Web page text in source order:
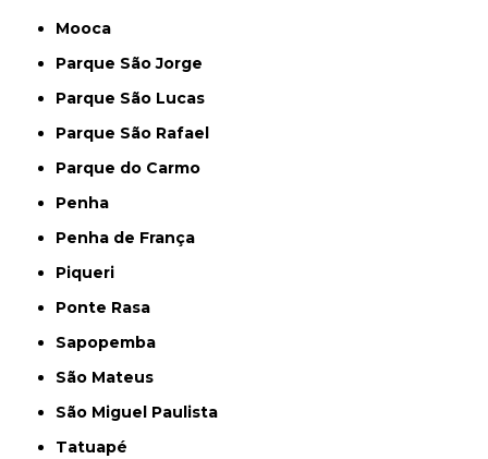
Mooca
Parque São Jorge
Parque São Lucas
Parque São Rafael
Parque do Carmo
Penha
Penha de França
Piqueri
Ponte Rasa
Sapopemba
São Mateus
São Miguel Paulista
Tatuapé